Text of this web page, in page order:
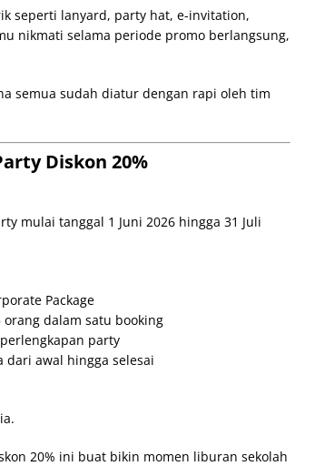
seperti lanyard, party hat, e-invitation,
nikmati selama periode promo berlangsung,
semua sudah diatur dengan rapi oleh tim
Diskon 20%
mulai tanggal 1 Juni 2026 hingga 31 Juli
Package
dalam satu booking
party
dari awal hingga selesai
20% ini buat bikin momen liburan sekolah